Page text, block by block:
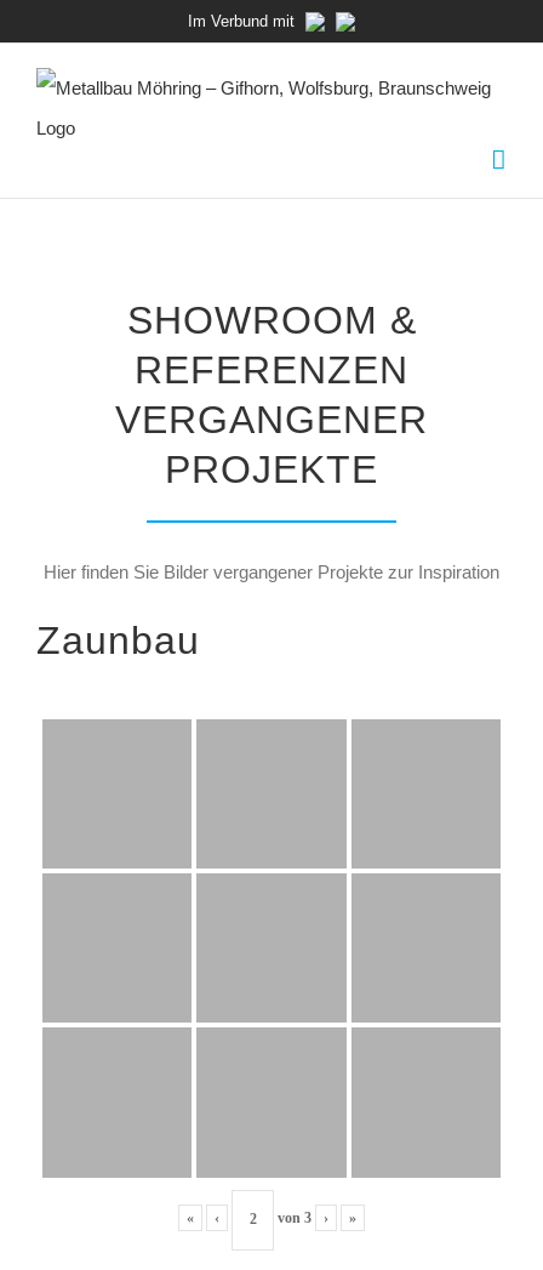
springen
Im Verbund mit
SHOWROOM &
REFERENZEN
VERGANGENER
PROJEKTE
Hier finden Sie Bilder vergangener Projekte zur Inspiration
Zaunbau
« ‹ von 3 › »